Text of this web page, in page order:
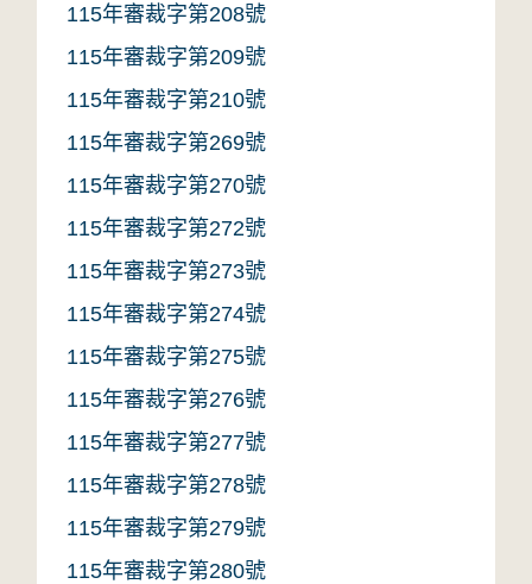
115年審裁字第208號
115年審裁字第209號
115年審裁字第210號
115年審裁字第269號
115年審裁字第270號
115年審裁字第272號
115年審裁字第273號
115年審裁字第274號
115年審裁字第275號
115年審裁字第276號
115年審裁字第277號
115年審裁字第278號
115年審裁字第279號
115年審裁字第280號